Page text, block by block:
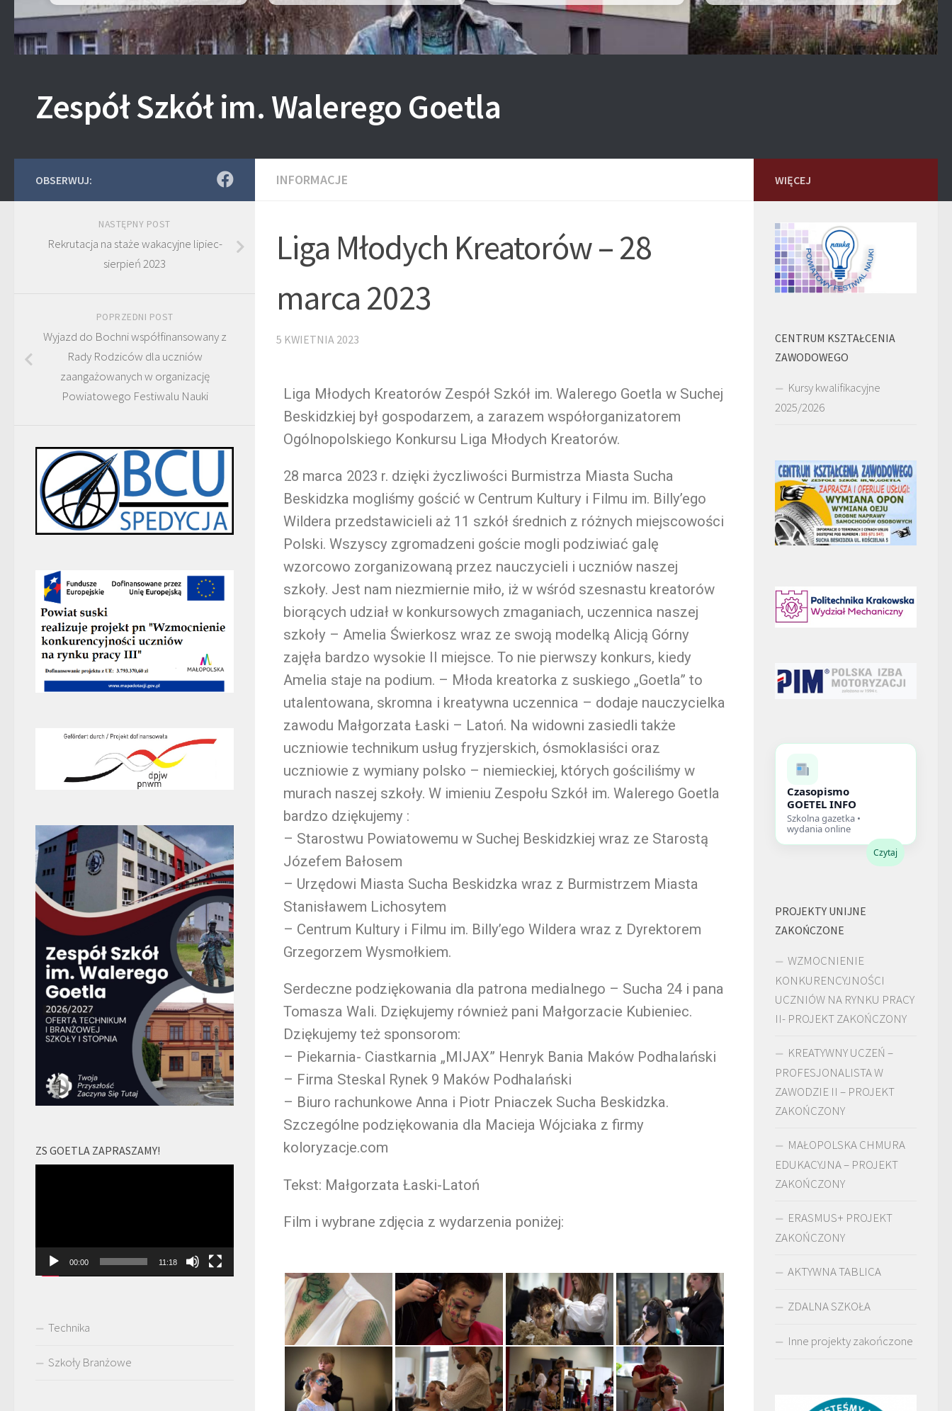
Zespół Szkół im. Walerego Goetla
INFORMACJE
Liga Młodych Kreatorów – 28
marca 2023
5 KWIETNIA 2023
Liga Młodych Kreatorów Zespół Szkół im. Walerego Goetla w Suchej
Beskidzkiej był gospodarzem, a zarazem współorganizatorem
Ogólnopolskiego Konkursu Liga Młodych Kreatorów.
28 marca 2023 r. dzięki życzliwości Burmistrza Miasta Sucha
Beskidzka mogliśmy gościć w Centrum Kultury i Filmu im. Billy’ego
Wildera przedstawicieli aż 11 szkół średnich z różnych miejscowości
Polski. Wszyscy zgromadzeni goście mogli podziwiać galę
wzorcowo zorganizowaną przez nauczycieli i uczniów naszej
szkoły. Jest nam niezmiernie miło, iż w wśród szesnastu kreatorów
biorących udział w konkursowych zmaganiach, uczennica naszej
szkoły – Amelia Świerkosz wraz ze swoją modelką Alicją Górny
zajęła bardzo wysokie II miejsce. To nie pierwszy konkurs, kiedy
Amelia staje na podium. – Młoda kreatorka z suskiego „Goetla” to
utalentowana, skromna i kreatywna uczennica – dodaje nauczycielka
zawodu Małgorzata Łaski – Latoń. Na widowni zasiedli także
uczniowie technikum usług fryzjerskich, ósmoklasiści oraz
uczniowie z wymiany polsko – niemieckiej, których gościliśmy w
murach naszej szkoły. W imieniu Zespołu Szkół im. Walerego Goetla
bardzo dziękujemy :
– Starostwu Powiatowemu w Suchej Beskidzkiej wraz ze Starostą
Józefem Bałosem
– Urzędowi Miasta Sucha Beskidzka wraz z Burmistrzem Miasta
Stanisławem Lichosytem
– Centrum Kultury i Filmu im. Billy’ego Wildera wraz z Dyrektorem
Grzegorzem Wysmołkiem.
Serdeczne podziękowania dla patrona medialnego – Sucha 24 i pana
Tomasza Wali. Dziękujemy również pani Małgorzacie Kubieniec.
Dziękujemy też sponsorom:
– Piekarnia- Ciastkarnia „MIJAX” Henryk Bania Maków Podhalański
– Firma Steskal Rynek 9 Maków Podhalański
– Biuro rachunkowe Anna i Piotr Pniaczek Sucha Beskidzka.
Szczególne podziękowania dla Macieja Wójciaka z firmy
koloryzacje.com
Tekst: Małgorzata Łaski-Latoń
Film i wybrane zdjęcia z wydarzenia poniżej:
OBSERWUJ:
NASTĘPNY POST
Rekrutacja na staże wakacyjne lipiec-
sierpień 2023
POPRZEDNI POST
Wyjazd do Bochni współfinansowany z
Rady Rodziców dla uczniów
zaangażowanych w organizację
Powiatowego Festiwalu Nauki
ZS GOETLA ZAPRASZAMY!
00:00 11:18
Technika
Szkoły Branżowe
WIĘCEJ
CENTRUM KSZTAŁCENIA
ZAWODOWEGO
Kursy kwalifikacyjne
2025/2026
Czasopismo
GOETEL INFO
Szkolna gazetka •
wydania online
Czytaj
PROJEKTY UNIJNE
ZAKOŃCZONE
WZMOCNIENIE
KONKURENCYJNOŚCI
UCZNIÓW NA RYNKU PRACY
II- PROJEKT ZAKOŃCZONY
KREATYWNY UCZEŃ –
PROFESJONALISTA W
ZAWODZIE II – PROJEKT
ZAKOŃCZONY
MAŁOPOLSKA CHMURA
EDUKACYJNA – PROJEKT
ZAKOŃCZONY
ERASMUS+ PROJEKT
ZAKOŃCZONY
AKTYWNA TABLICA
ZDALNA SZKOŁA
Inne projekty zakończone